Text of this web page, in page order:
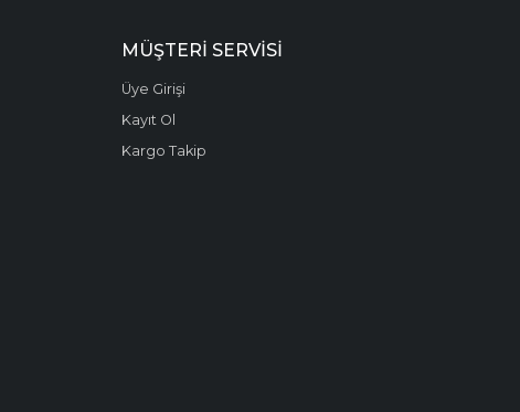
MÜŞTERI SERVISI
Üye Girişi
Kayıt Ol
Kargo Takip